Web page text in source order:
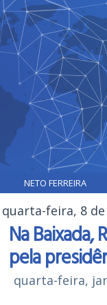
NETO FERREIRA
quarta-feira, 8
Na
pela
quarta-feira,